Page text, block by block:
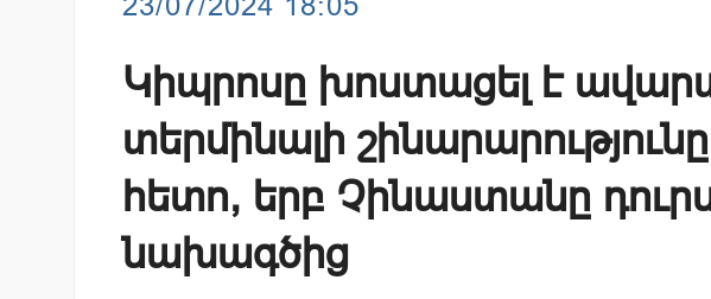
Կիպրոսը խոստացել է
տերմինալի
հետո, երբ Չինաստանը
նախագծից